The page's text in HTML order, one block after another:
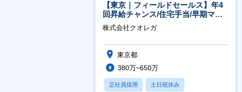
【東京｜フィールドセールス】年4
回昇給チャンス/住宅手当/早期マネ
ジメント機会あり！
株式会社クオレガ
東京都
380万~650万
正社員採用 土日祝休み